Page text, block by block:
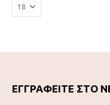
ΕΓΓΡΑΦΕΙΤΕ ΣΤΟ